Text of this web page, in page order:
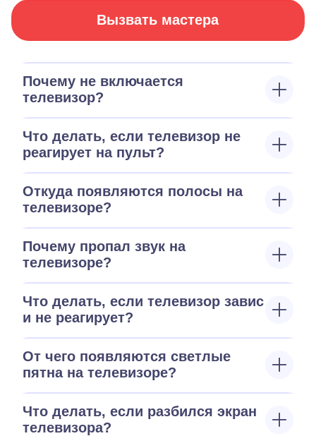
Вызвать мастера
Почему не включается
телевизор?
Что делать, если телевизор не
реагирует на пульт?
Откуда появляются полосы на
телевизоре?
Почему пропал звук на
телевизоре?
Что делать, если телевизор завис
и не реагирует?
От чего появляются светлые
пятна на телевизоре?
Что делать, если разбился экран
телевизора?